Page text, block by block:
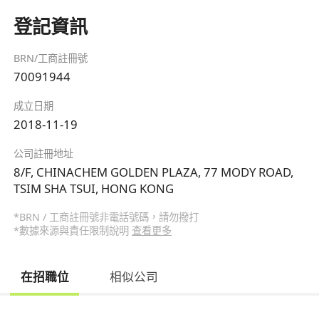
登記資訊
BRN/工商註冊號
70091944
成立日期
2018-11-19
公司註冊地址
8/F, CHINACHEM GOLDEN PLAZA, 77 MODY ROAD,
TSIM SHA TSUI, HONG KONG
*BRN / 工商註冊號非電話號碼，請勿撥打
*數據來源與責任限制說明 查看更多
在招職位 相似公司